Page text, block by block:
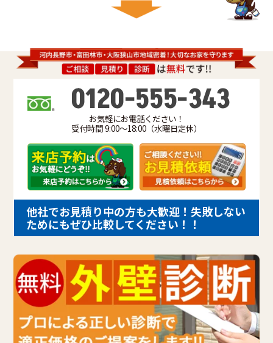
0120-555-343
お気軽にお電話ください！
受付時間 9:00～18:00（水曜日定休）
他社でお見積り中の方も大歓迎！失敗しない
ためにもぜひ比較してください！！